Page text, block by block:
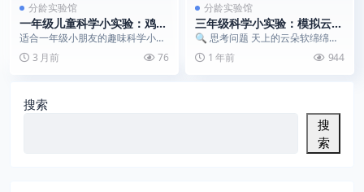
分龄实验馆
一年级儿童科学小实验：鸡蛋
跳水大赛｜解锁惯性的神奇魔
力
适合一年级小朋友的趣味科学小实
验来啦！不用复杂材料，在家就能
玩，还能轻松解锁“惯...
3 月前 76
分龄实验馆
三年级科学小实验：模拟云的
形成 | 安全可控，亲眼见证
“凝结核”的作用
🔍 思考问题 天上的云朵软绵绵
的，能不能把云“抓”到瓶子里呢？
今天用科学魔法实现...
1 年前 944
搜索
搜
索